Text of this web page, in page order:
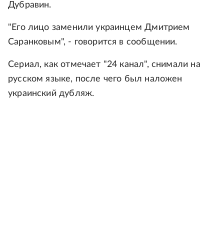
Дубравин.
"Его лицо заменили украинцем Дмитрием
Саранковым", - говорится в сообщении.
Сериал, как отмечает "24 канал", снимали на
русском языке, после чего был наложен
украинский дубляж.